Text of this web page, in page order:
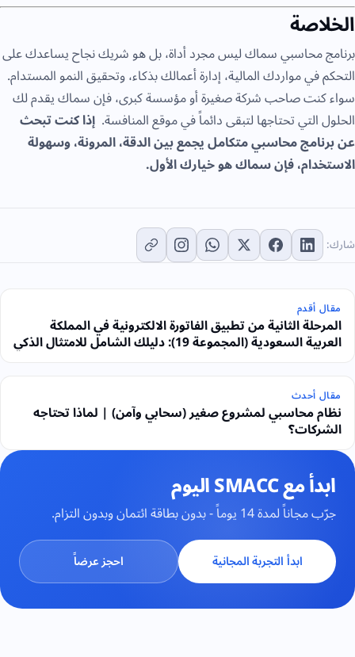
الخلاصة
برنامج محاسبي سماك ليس مجرد أداة، بل هو شريك نجاح يساعدك على
التحكم في مواردك المالية، إدارة أعمالك بذكاء، وتحقيق النمو المستدام.
سواء كنت صاحب شركة صغيرة أو مؤسسة كبرى، فإن سماك يقدم لك
الحلول التي تحتاجها لتبقى دائماً في موقع المنافسة. إذاكنتتبحث
عنبرنامجمحاسبيمتكامليجمعبينالدقة، المرونة، وسهولة
الاستخدام، فإنسماكهوخياركالأول.
شارك:
مقال أقدم
المرحلة الثانية من تطبيق الفاتورة الالكترونية في المملكة
العربية السعودية (المجموعة 19): دليلك الشامل للامتثال الذكي
مقال أحدث
نظام محاسبي لمشروع صغير (سحابي وآمن) | لماذا تحتاجه
الشركات؟
ابدأ مع SMACC اليوم
جرّب مجاناً لمدة 14 يوماً - بدون بطاقة ائتمان وبدون التزام.
ابدأ التجربة المجانية احجز عرضاً